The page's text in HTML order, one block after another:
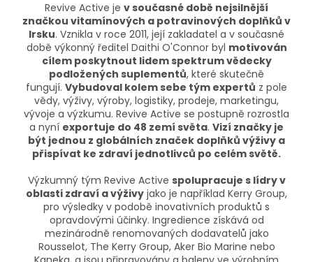
Revive Active je v současné době nejsilnější
značkou vitamínových a potravinových doplňků v
Irsku. Vznikla v roce 2011, její zakladatel a v současné
době výkonný ředitel Daithi O'Connor byl motivován
cílem poskytnout lidem spektrum vědecky
podložených suplementů, které skutečně
fungují. Vybudoval kolem sebe tým expertů z pole
vědy, výživy, výroby, logistiky, prodeje, marketingu,
vývoje a výzkumu. Revive Active se postupně rozrostla
a nyní exportuje do 48 zemí světa. Vizí značky je
být jednou z globálních značek doplňků výživy a
přispívat ke zdraví jednotlivců po celém světě.
Výzkumný tým Revive Active spolupracuje s lídry v
oblasti zdraví a výživy jako je například Kerry Group,
pro výsledky v podobě inovativních produktů s
opravdovými účinky. Ingredience získává od
mezinárodně renomovaných dodavatelů jako
Rousselot, The Kerry Group, Aker Bio Marine nebo